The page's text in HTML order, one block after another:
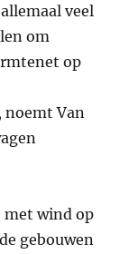
veel
om
op
Van
met wind op
gebouwen